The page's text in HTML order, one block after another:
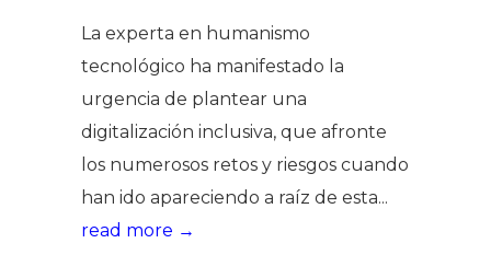
La experta en humanismo
tecnológico ha manifestado la
urgencia de plantear una
digitalización inclusiva, que afronte
los numerosos retos y riesgos cuando
han ido apareciendo a raíz de esta...
read more →